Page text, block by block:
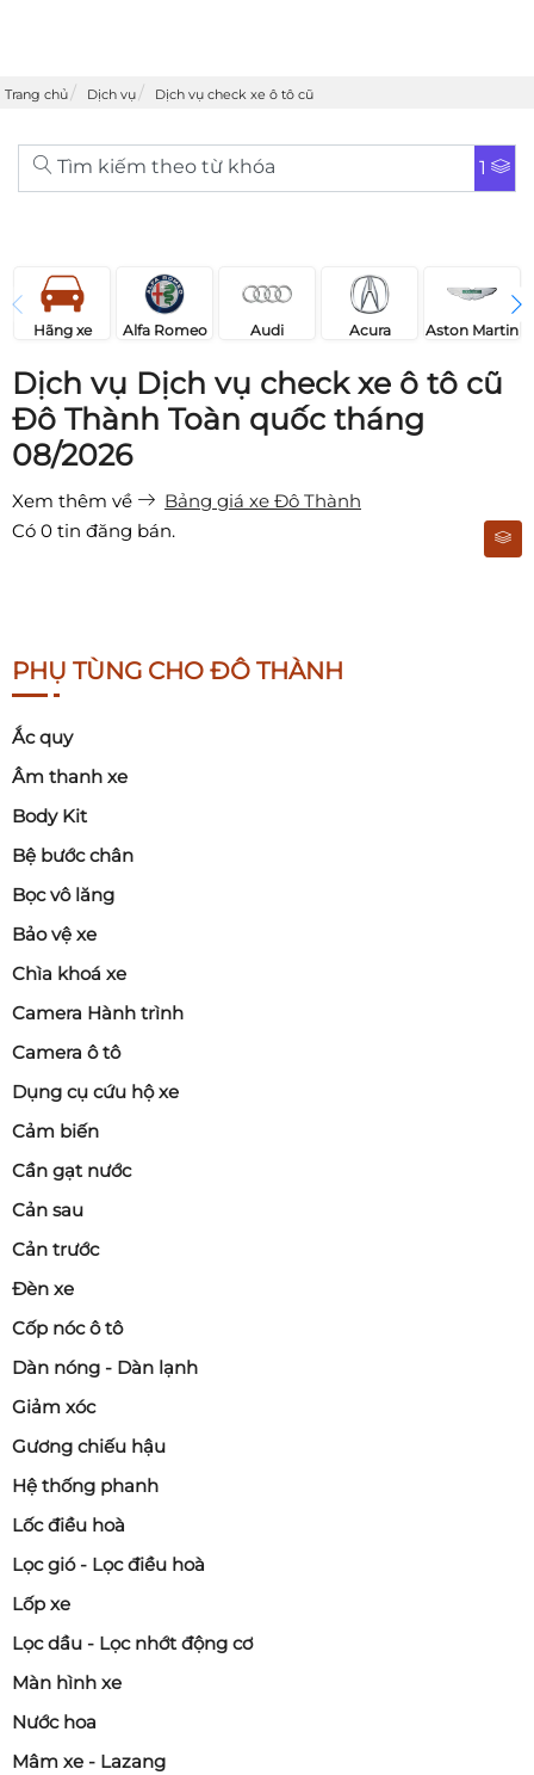
Trang chủ Dịch vụ Dịch vụ check xe ô tô cũ
Tìm kiếm theo từ khóa 1
Hãng xe Alfa Romeo Audi Acura Aston Martin
Dịch vụ Dịch vụ check xe ô tô cũ
Đô Thành Toàn quốc tháng
08/2026
Xem thêm về
Bảng giá xe Đô Thành
Có 0 tin đăng bán.
PHỤ TÙNG CHO ĐÔ THÀNH
Ắc quy
Âm thanh xe
Body Kit
Bệ bước chân
Bọc vô lăng
Bảo vệ xe
Chìa khoá xe
Camera Hành trình
Camera ô tô
Dụng cụ cứu hộ xe
Cảm biến
Cần gạt nước
Cản sau
Cản trước
Đèn xe
Cốp nóc ô tô
Dàn nóng - Dàn lạnh
Giảm xóc
Gương chiếu hậu
Hệ thống phanh
Lốc điều hoà
Lọc gió - Lọc điều hoà
Lốp xe
Lọc dầu - Lọc nhớt động cơ
Màn hình xe
Nước hoa
Mâm xe - Lazang